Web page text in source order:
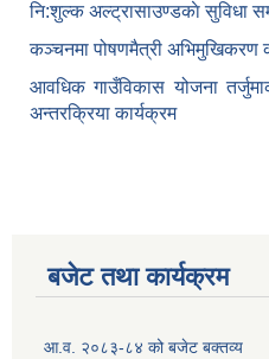
नि:शुल्क अल्ट्रासाउण्डकाे सुविधा
कञ्चनमा पोषणमैत्री अभिमुखिकरण
आवधिक गाउँविकास योजना
अन्तरक्रिया कार्यक्रम
बजेट तथा कार्यक्रम
आ.व. २०८३-८४ को बजेट बक्तव्य